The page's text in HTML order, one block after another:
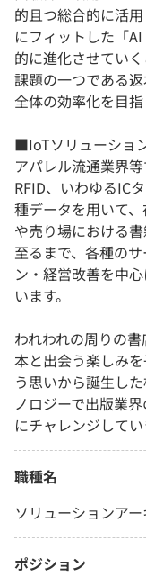
的且つ総合的に活
にフィットした「
的に進化させてい
課題の一つである
全体の効率化を目指
■IoTソリューショ
アパレル流通業界
RFID、いわゆるIC
種データを用いて
や売り場における
至るまで、各種の
ン・経営改善を中
います。
われわれの周りの
本と出会う楽しみ
う思いから誕生し
ノロジーで出版業
にチャレンジして
職種名
ソリューションア
ポジション